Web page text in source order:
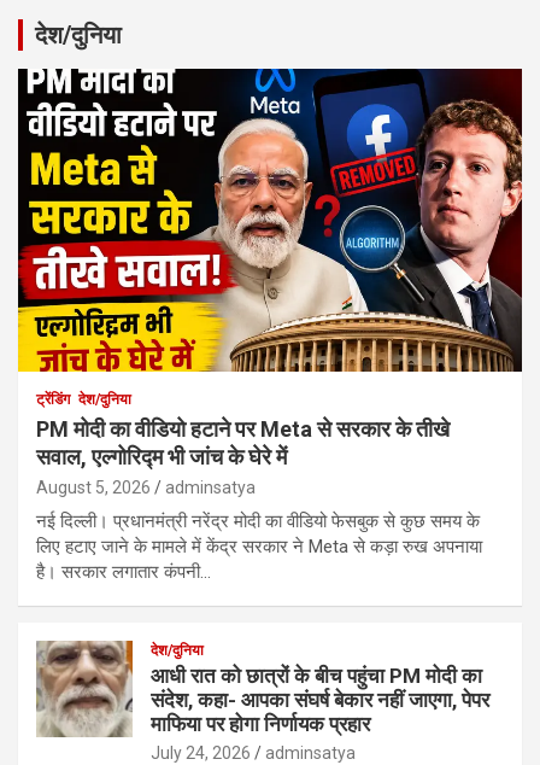
देश/दुनिया
ट्रेंडिंग देश/दुनिया
PM मोदी का वीडियो हटाने पर Meta से सरकार के तीखे
सवाल, एल्गोरिद्म भी जांच के घेरे में
August 5, 2026 adminsatya
नई दिल्ली। प्रधानमंत्री नरेंद्र मोदी का वीडियो फेसबुक से कुछ समय के
लिए हटाए जाने के मामले में केंद्र सरकार ने Meta से कड़ा रुख अपनाया
है। सरकार लगातार कंपनी…
देश/दुनिया
आधी रात को छात्रों के बीच पहुंचा PM मोदी का
संदेश, कहा- आपका संघर्ष बेकार नहीं जाएगा, पेपर
माफिया पर होगा निर्णायक प्रहार
July 24, 2026 adminsatya